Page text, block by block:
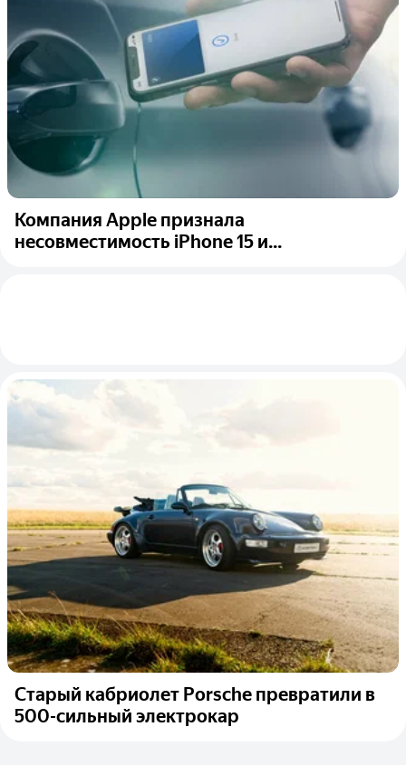
Компания Apple признала
несовместимость iPhone 15 и...
Старый кабриолет Porsche превратили в
500-сильный электрокар